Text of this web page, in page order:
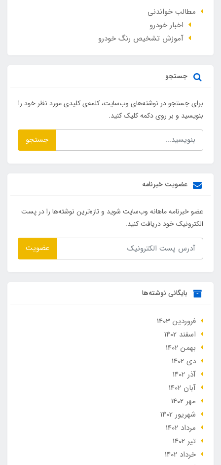
مطالب خواندنی
اخبار خودرو
آموزش تشخیص رنگ خودرو
جستجو
برای جستجو در نوشته‌های وب‌سایت، کلمه‌ی کلیدی مورد نظر خود را
بنویسید و بر روی دکمه کلیک کنید.
جستجو
عضویت خبرنامه
عضو خبرنامه ماهانه وب‌سایت شوید و تازه‌ترین نوشته‌ها را در پست
الکترونیک خود دریافت کنید.
عضویت
بایگانی نوشته‌ها
فروردین 1403
اسفند 1402
بهمن 1402
دی 1402
آذر 1402
آبان 1402
مهر 1402
شهریور 1402
مرداد 1402
تير 1402
خرداد 1402